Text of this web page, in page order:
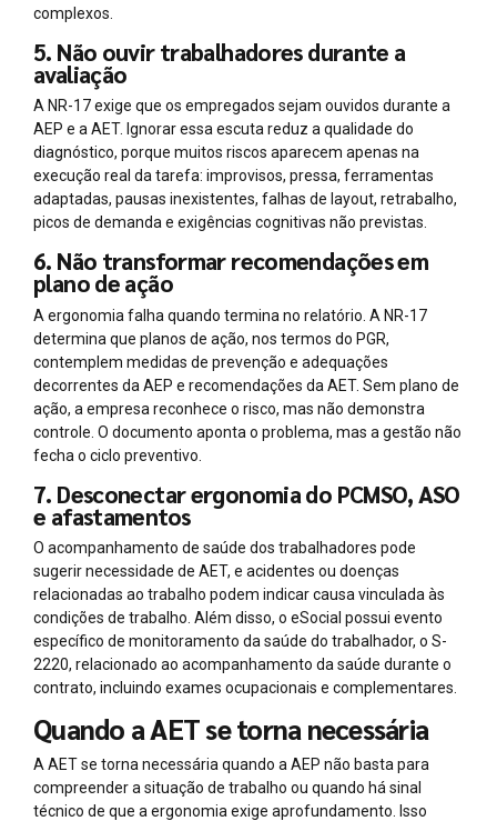
complexos.
5. Não ouvir trabalhadores durante a
avaliação
A NR-17 exige que os empregados sejam ouvidos durante a
AEP e a AET. Ignorar essa escuta reduz a qualidade do
diagnóstico, porque muitos riscos aparecem apenas na
execução real da tarefa: improvisos, pressa, ferramentas
adaptadas, pausas inexistentes, falhas de layout, retrabalho,
picos de demanda e exigências cognitivas não previstas.
6. Não transformar recomendações em
plano de ação
A ergonomia falha quando termina no relatório. A NR-17
determina que planos de ação, nos termos do PGR,
contemplem medidas de prevenção e adequações
decorrentes da AEP e recomendações da AET. Sem plano de
ação, a empresa reconhece o risco, mas não demonstra
controle. O documento aponta o problema, mas a gestão não
fecha o ciclo preventivo.
7. Desconectar ergonomia do PCMSO, ASO
e afastamentos
O acompanhamento de saúde dos trabalhadores pode
sugerir necessidade de AET, e acidentes ou doenças
relacionadas ao trabalho podem indicar causa vinculada às
condições de trabalho. Além disso, o eSocial possui evento
específico de monitoramento da saúde do trabalhador, o S-
2220, relacionado ao acompanhamento da saúde durante o
contrato, incluindo exames ocupacionais e complementares.
Quando a AET se torna necessária
A AET se torna necessária quando a AEP não basta para
compreender a situação de trabalho ou quando há sinal
técnico de que a ergonomia exige aprofundamento. Isso